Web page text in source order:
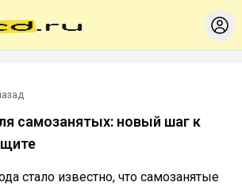
самозанятых: новый шаг к
стало известно, что самозанятые